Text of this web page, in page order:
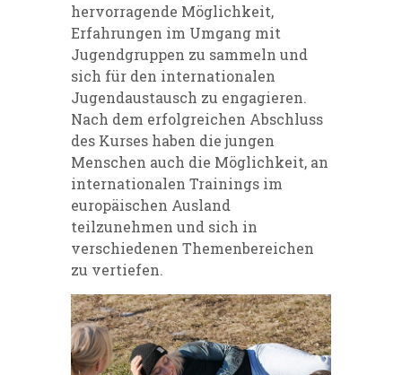
hervorragende Möglichkeit,
Erfahrungen im Umgang mit
Jugendgruppen zu sammeln und
sich für den internationalen
Jugendaustausch zu engagieren.
Nach dem erfolgreichen Abschluss
des Kurses haben die jungen
Menschen auch die Möglichkeit, an
internationalen Trainings im
europäischen Ausland
teilzunehmen und sich in
verschiedenen Themenbereichen
zu vertiefen.